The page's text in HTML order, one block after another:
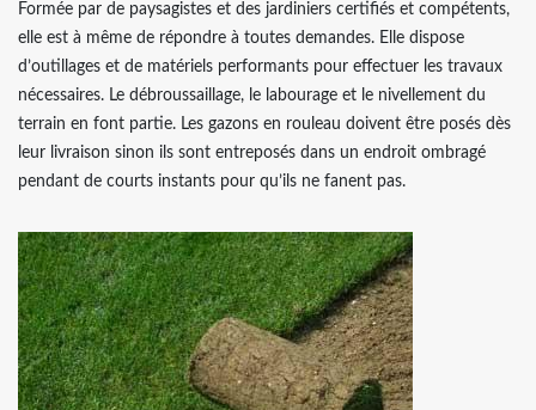
Formée par de paysagistes et des jardiniers certifiés et compétents,
elle est à même de répondre à toutes demandes. Elle dispose
d’outillages et de matériels performants pour effectuer les travaux
nécessaires. Le débroussaillage, le labourage et le nivellement du
terrain en font partie. Les gazons en rouleau doivent être posés dès
leur livraison sinon ils sont entreposés dans un endroit ombragé
pendant de courts instants pour qu’ils ne fanent pas.